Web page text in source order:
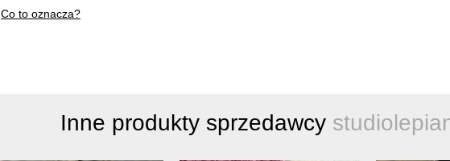
Co to oznacza?
Inne produkty sprzedawcy